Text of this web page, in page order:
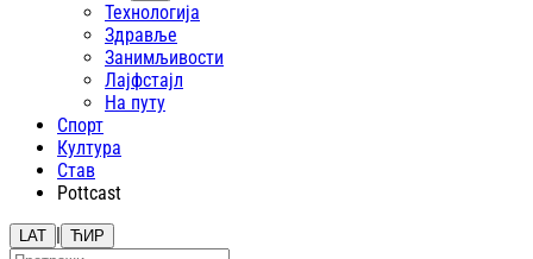
Технологија
Здравље
Занимљивости
Лајфстajл
На путу
Спорт
Култура
Став
Pottcast
LAT | ЋИР